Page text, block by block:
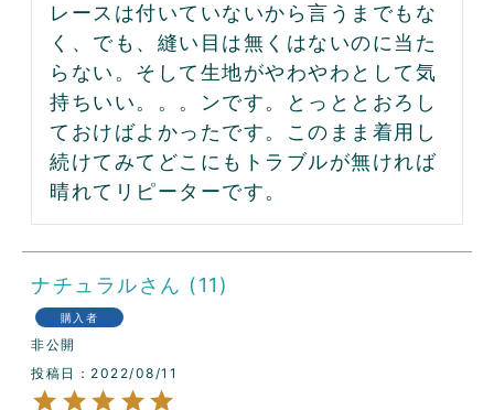
レースは付いていないから言うまでもな
く、でも、縫い目は無くはないのに当た
らない。そして生地がやわやわとして気
持ちいい。。。ンです。とっととおろし
ておけばよかったです。このまま着用し
続けてみてどこにもトラブルが無ければ
晴れてリピーターです。
ナチュラル 11
購入者
非公開
投稿日
2022/08/11